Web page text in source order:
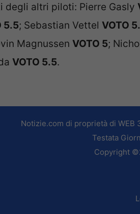
degli altri piloti: Pierre Gasly
5.5; Sebastian Vettel VOTO
Magnussen VOTO 5;
VOTO 5.5.
Notizie.com di proprietà di WEB
Testata
Copyright